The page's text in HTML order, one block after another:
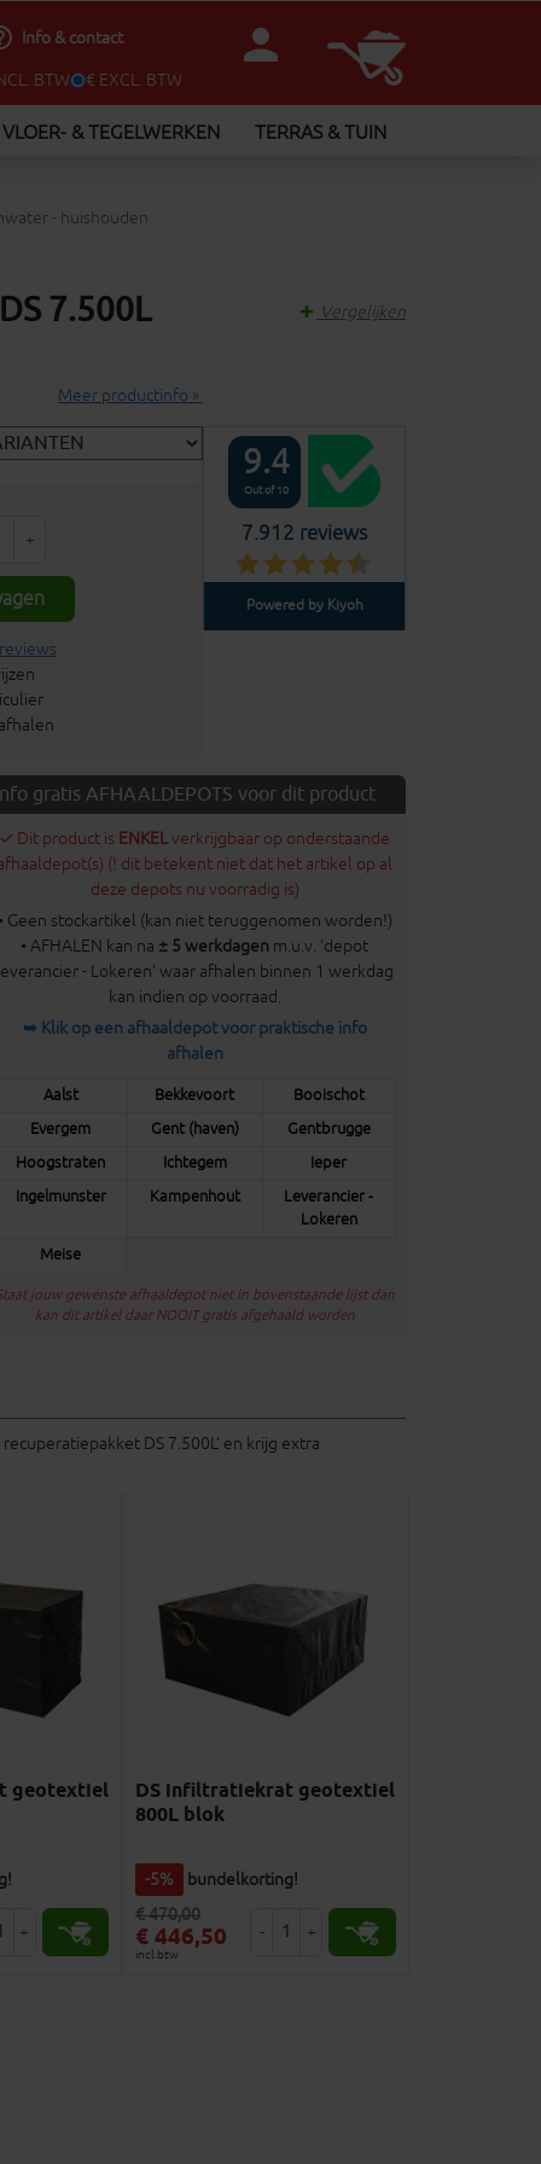
Info & contact
BTW € EXCL. BTW
person
VLOER- & TEGELWERKEN TERRAS & TUIN
- huishouden
7.500L Vergelijken
Meer productinfo »
+
9.4
Out of 10
7.912 reviews
Powered by Kiyoh
gratis AFHAALDEPOTS voor dit product
✓ Dit product is ENKELverkrijgbaar op onderstaande
(! dit betekent niet dat het artikel op al
deze depots nu voorradig is)
Geen stockartikel (kan niet teruggenomen worden!)
• AFHALEN kan na ± 5 werkdagen m.u.v. 'depot
- Lokeren' waar afhalen binnen 1 werkdag
kan indien op voorraad.
➥ Klik op een afhaaldepot voor praktische info
afhalen
Aalst Bekkevoort
Booischot
Evergem
Gent (haven)
Gentbrugge
Hoogstraten
Ichtegem
Ieper
Ingelmunster
Kampenhout
Leverancier -
Lokeren
Meise
jouw gewenste afhaaldepot niet in bovenstaande lijst dan
kan dit artikel daar NOOIT gratis afgehaald worden
DS 7.500L' en krijg extra
geotextiel
+
DS infiltratiekrat geotextiel
800L blok
-5%
bundelkorting!
€ 470,00
€ 446,50
incl.btw
- +